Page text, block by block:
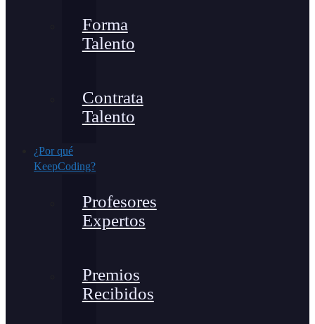
Forma
Talento
Contrata
Talento
¿Por qué
KeepCoding?
Profesores
Expertos
Premios
Recibidos